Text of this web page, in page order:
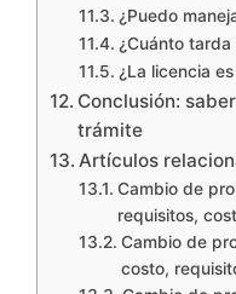
¿Puedo
¿Cuánto
¿La licencia
Conclusión:
trámite
Artículos
Cambio de
requisitos,
Cambio de
costo,